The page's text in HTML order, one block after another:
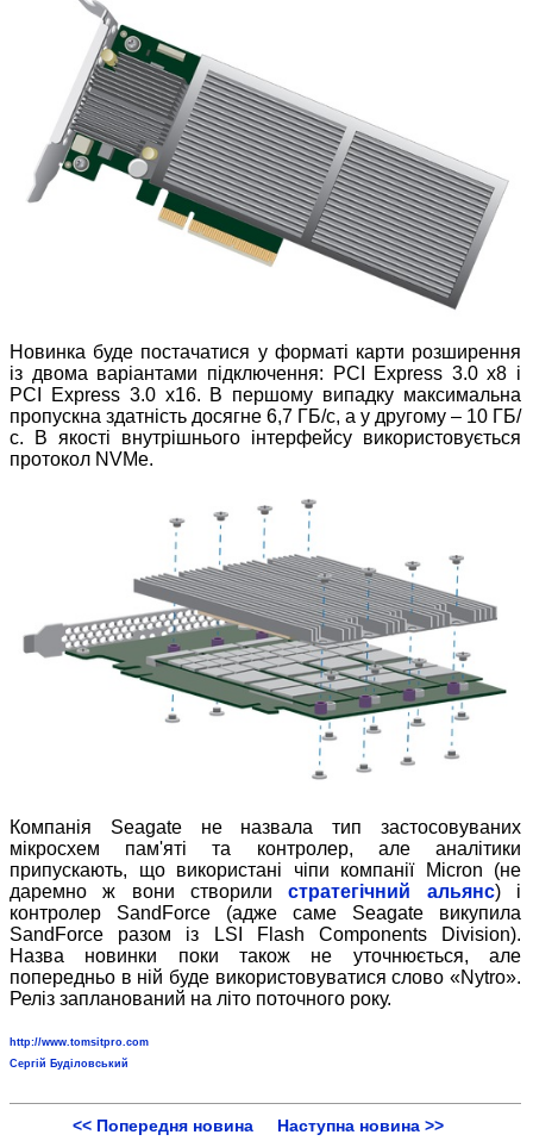
Новинка буде постачатися у форматі карти розширення
із двома варіантами підключення: PCI Express 3.0 x8 і
PCI Express 3.0 x16. В першому випадку максимальна
пропускна здатність досягне 6,7 ГБ/с, а у другому – 10 ГБ/
с. В якості внутрішнього інтерфейсу використовується
протокол NVMe.
Компанія Seagate не назвала тип застосовуваних
мікросхем пам'яті та контролер, але аналітики
припускають, що використані чіпи компанії Micron (не
даремно ж вони створилистратегічний альянс) і
контролер SandForce (адже саме Seagate викупила
SandForce разом із LSI Flash Components Division).
Назва новинки поки також не уточнюється, але
попередньо в ній буде використовуватися слово «Nytro».
Реліз запланований на літо поточного року.
http://www.tomsitpro.com
Сергій Буділовський
<< Попередня новина Наступна новина >>